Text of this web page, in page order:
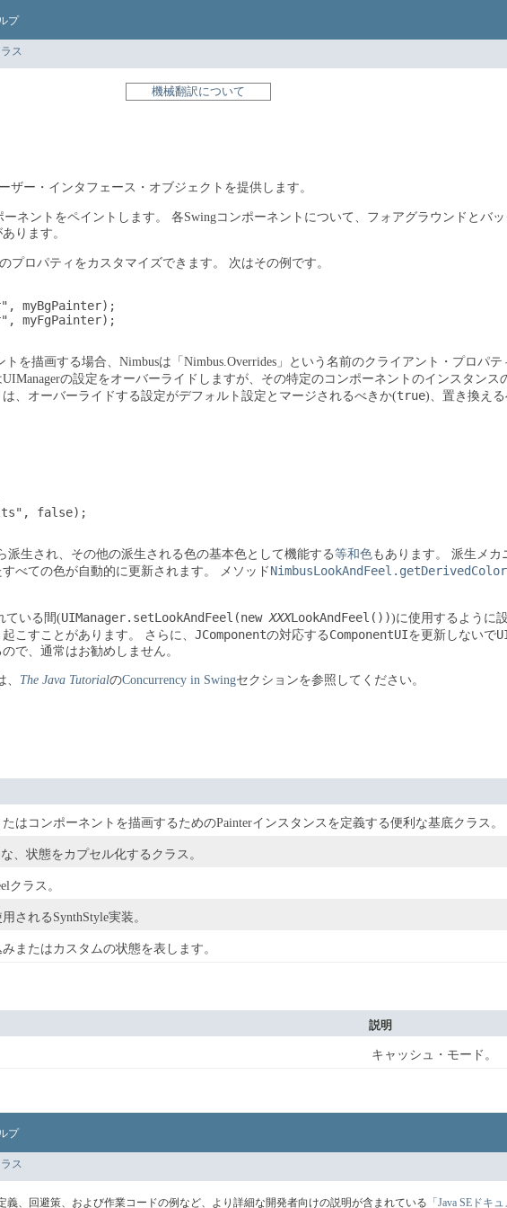
プ
ス
機械翻訳について
ザー・インタフェース・オブジェクトを提供します。
ネントをペイントします。 各Swingコンポーネントについて、フォアグラウンドとバ
ります。
プロパティをカスタマイズできます。 次はその例です。
myBgPainter);
myFgPainter);
トを描画する場合、Nimbusは「Nimbus.Overrides」という名前のクライアント・プロパテ
の設定をオーバーライドしますが、その特定のコンポーネントのインスタンス
は、オーバーライドする設定がデフォルト設定とマージされるべきか(true)、置き換え
false);
派生され、その他の派生される色の基本色として機能する等和色もあります。
派生メカ
べての色が自動的に更新されます。
メソッド
ている間(UIManager.setLookAndFeel(new XXXLookAndFeel()))に使用するように
こすことがあります。
さらに、 JComponentの対応する ComponentUIを更新しないで
で、通常はお勧めしません。
、 The Java TutorialのConcurrency in Swingセクションを参照してください。
はコンポーネントを描画するためのPainterインスタンスを定義する便利な基底クラス。
、状態をカプセル化するクラス。
クラス。
されるSynthStyle実装。
またはカスタムの状態を表します。
説明
キャッシュ・モード。
プ
ス
、回避策、および作業コードの例など、より詳細な開発者向けの説明が含まれている 「Java SEドキ